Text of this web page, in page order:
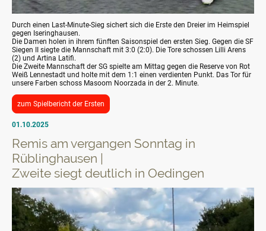
Durch einen Last-Minute-Sieg sichert sich die Erste den Dreier im Heimspiel
gegen Iseringhausen.
Die Damen holen in ihrem fünften Saisonspiel den ersten Sieg. Gegen die SF
Siegen II siegte die Mannschaft mit 3:0 (2:0). Die Tore schossen Lilli Arens
(2) und Artina Latifi.
Die Zweite Mannschaft der SG spielte am Mittag gegen die Reserve von Rot
Weiß Lennestadt und holte mit dem 1:1 einen verdienten Punkt. Das Tor für
unsere Farben schoss Masoom Noorzada in der 2. Minute.
zum Spielbericht der Ersten
01.10.2025
Remis am vergangen Sonntag in
Rüblinghausen |
Zweite siegt deutlich in Oedingen